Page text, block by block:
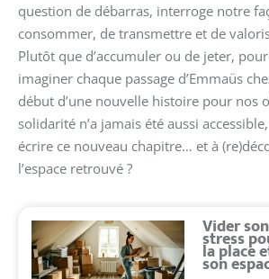
question de débarras, interroge notre
consommer, de transmettre et de
Plutôt que d’accumuler ou de jeter,
imaginer chaque passage d’Emmaüs
début d’une nouvelle histoire pour nos
solidarité n’a jamais été aussi
écrire ce nouveau chapitre… et à
l’espace retrouvé ?
Vider
stress
la place
son